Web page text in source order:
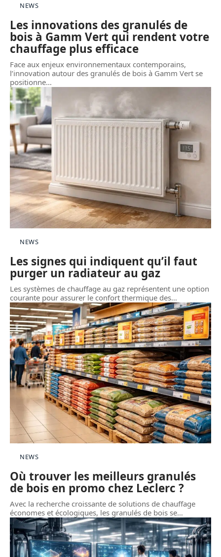
NEWS
Les innovations des granulés de
bois à Gamm Vert qui rendent votre
chauffage plus efficace
Face aux enjeux environnementaux contemporains,
l’innovation autour des granulés de bois à Gamm Vert se
positionne…
NEWS
Les signes qui indiquent qu’il faut
purger un radiateur au gaz
Les systèmes de chauffage au gaz représentent une option
courante pour assurer le confort thermique des…
NEWS
Où trouver les meilleurs granulés
de bois en promo chez Leclerc ?
Avec la recherche croissante de solutions de chauffage
économes et écologiques, les granulés de bois se…